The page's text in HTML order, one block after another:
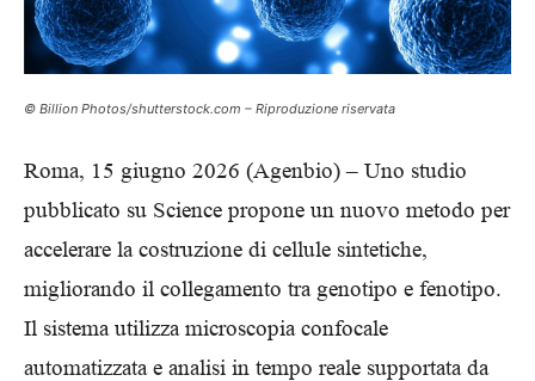
© Billion Photos/shutterstock.com – Riproduzione riservata
Roma, 15 giugno 2026 (Agenbio) – Uno studio
pubblicato su Science propone un nuovo metodo per
accelerare la costruzione di cellule sintetiche,
migliorando il collegamento tra genotipo e fenotipo.
Il sistema utilizza microscopia confocale
automatizzata e analisi in tempo reale supportata da